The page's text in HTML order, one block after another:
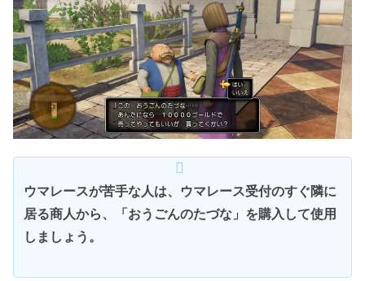
ウマレースが苦手な人は、ウマレース受付のすぐ隣に
居る商人から、「おうごんのたづな」を購入して使用
しましょう。